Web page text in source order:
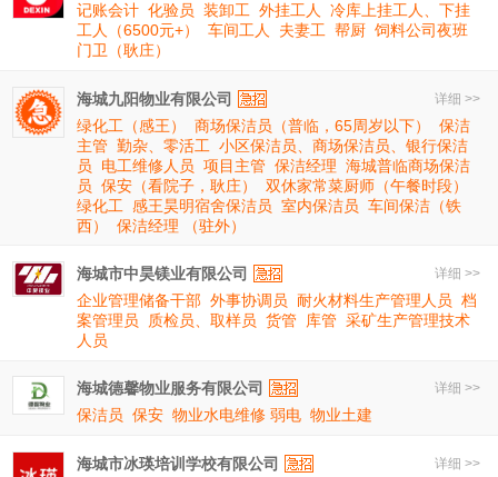
记账会计 化验员 装卸工 外挂工人
冷库上挂工人、下挂
工人（6500元+）
车间工人 夫妻工 帮厨 饲料公司夜班
门卫（耿庄）
详细 >>
海城九阳物业有限公司
绿化工（感王）
商场保洁员（普临，65周岁以下）
保洁
主管 勤杂、零活工 小区保洁员、商场保洁员、银行保洁
员
电工维修人员 项目主管 保洁经理 海城普临商场保洁
员 保安（看院子，耿庄）
双休家常菜厨师（午餐时段）
绿化工 感王昊明宿舍保洁员 室内保洁员 车间保洁（铁
西）
保洁经理 （驻外）
详细 >>
海城市中昊镁业有限公司
企业管理储备干部 外事协调员 耐火材料生产管理人员 档
案管理员
质检员、取样员 货管 库管 采矿生产管理技术
人员
详细 >>
海城德馨物业服务有限公司
保洁员 保安 物业水电维修 弱电 物业土建
详细 >>
海城市冰瑛培训学校有限公司